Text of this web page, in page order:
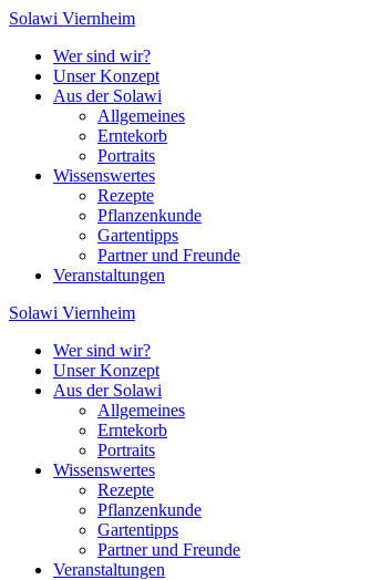
Zum
springen
Solawi Viernheim
Wer sind wir?
Unser Konzept
Aus der Solawi
Allgemeines
Erntekorb
Portraits
Wissenswertes
Rezepte
Pflanzenkunde
Gartentipps
Partner und Freunde
Veranstaltungen
Solawi Viernheim
Wer sind wir?
Unser Konzept
Aus der Solawi
Allgemeines
Erntekorb
Portraits
Wissenswertes
Rezepte
Pflanzenkunde
Gartentipps
Partner und Freunde
Veranstaltungen